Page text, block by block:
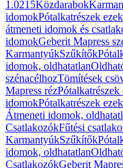
1.0215Közdarabok
idomokPótalkatrészek
átmeneti idomok és
idomokGeberit Mapress
KarmantyúkSzűkítők
idomok, oldhatatlan
szénacélhozTömítések
Mapress réz
idomokPótalkatrészek
Átmeneti idomok,
CsatlakozókFűtési
KarmantyúkSzűkítők
idomok, oldhatatlan
CsatlakozókGeberit